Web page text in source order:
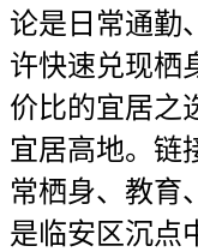
论是日常通勤
许快速兑现栖
价比的宜居之
宜居高地。链
常栖身、教育
是临安区沉点